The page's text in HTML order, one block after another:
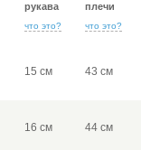
рукава
что это?
плечи
что это?
15 см 43 см
16 см 44 см